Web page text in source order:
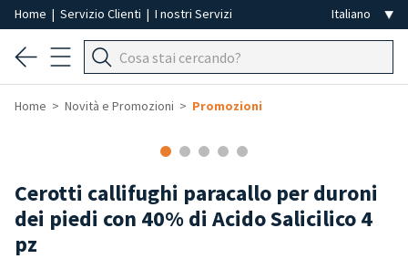
Home | Servizio Clienti | I nostri Servizi
Home Novità e Promozioni Promozioni
Cerotti callifughi paracallo per duroni
dei piedi con 40% di Acido Salicilico 4
pz